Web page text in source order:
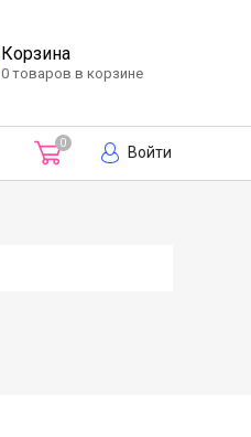
Корзина
0 товаров в корзине
0 Войти